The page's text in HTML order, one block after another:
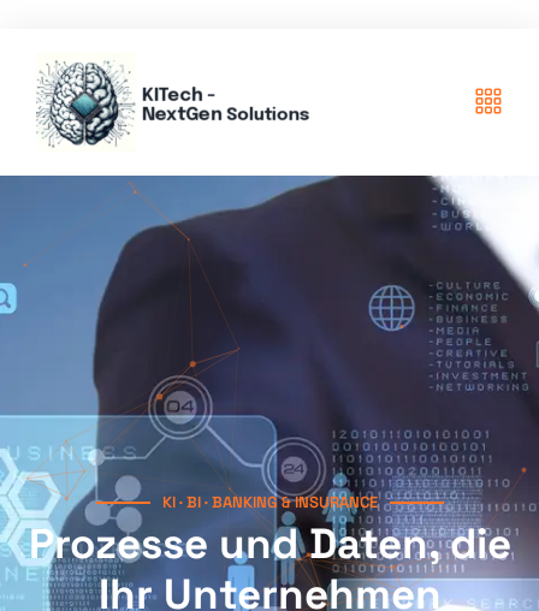
KI · BI · BANKING & INSURANCE
Prozesse und Daten, die
Ihr Unternehmen